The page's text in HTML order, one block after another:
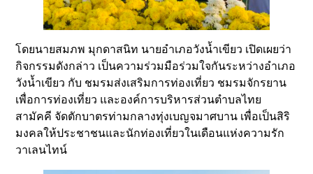
โดยนายสมภพ มุกดาสนิท นายอำเภอวังน้ำเขียว เปิดเผยว่า
กิจกรรมดังกล่าว เป็นความร่วมมือร่วมใจกันระหว่างอำเภอ
วังน้ำเขียว กับ ชมรมส่งเสริมการท่องเที่ยว ชมรมจักรยาน
เพื่อการท่องเที่ยว และองค์การบริหารส่วนตำบลไทย
สามัคคี จัดตักบาตรท่ามกลางทุ่งเบญจมาศบาน เพื่อเป็นสิริ
มงคลให้ประชาชนและนักท่องเที่ยวในเดือนแห่งความรัก
วาเลนไทน์